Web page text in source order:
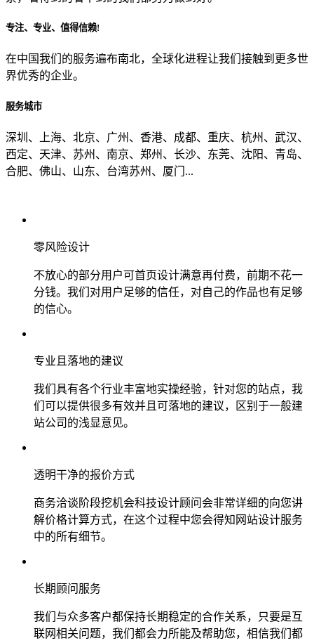
专注、专业、值得信赖!
在中国我们的服务遍布南北，全球化进程让我们接触到更多世
界优秀的企业。
服务城市
深圳、上海、北京、广州、香港、成都、重庆、杭州、武汉、
西定、天津、苏州、南京、郑州、长沙、东莞、沈阳、青岛、
合肥、佛山、山东、台湾苏州、厦门...
零风险设计
不放心的部分用户可首页设计满意再付费，前期不花一
分钱。我们对用户足够的信任，对自己的作品也有足够
的信心。
专业且落地的建议
我们具有各个行业丰富地实操经验，针对您的站点，我
们可以提供很多有效并且可落地的建议，区别于一般建
站公司的浅显意见。
透明干净的报价方式
商务洽谈阶段挖机会科技设计顾问会非常详细的向您讲
解价格计算方式，在这个过程中您会得知网站设计服务
中的所有细节。
长期顾问服务
我们与众多客户都保持长期稳定的合作关系，只要是互
联网相关问题，我们都会力所能及帮助您，相信我们都